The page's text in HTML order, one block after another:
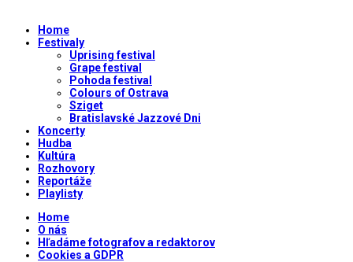
Home
Festivaly
Uprising festival
Grape festival
Pohoda festival
Colours of Ostrava
Sziget
Bratislavské Jazzové Dni
Koncerty
Hudba
Kultúra
Rozhovory
Reportáže
Playlisty
Home
O nás
Hľadáme fotografov a redaktorov
Cookies a GDPR